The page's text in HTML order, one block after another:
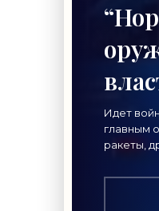
Идет
главным
ракеты,
вид
нацелен